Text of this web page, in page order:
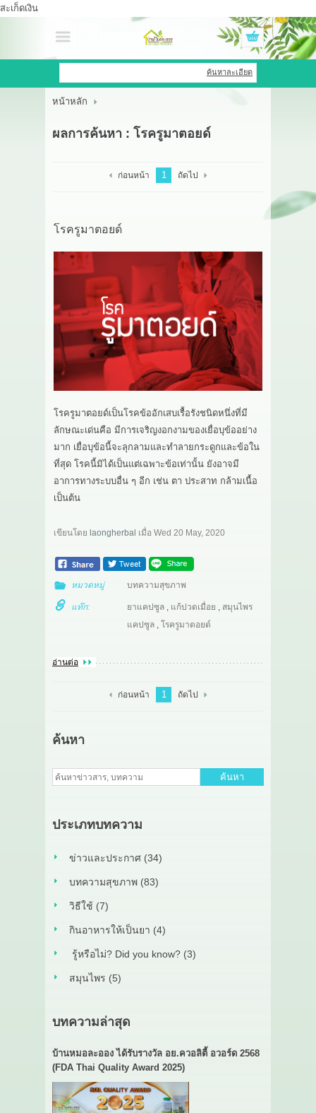
สะเก็ดเงิน
เข้าสู่ระบบ สมัครสมาชิก
สินค้าที่สนใจ
หน้าหลัก
HERBBRIGHT WELLNESS
GREEN HOUSE
เกี่ยวกับเรา
ค้นหาละเอียด
หน้าหลัก
ผลการค้นหา : โรครูมาตอยด์
ก่อนหน้า 1 ถัดไป
โรครูมาตอยด์
โรครูมาตอยด์เป็นโรคข้ออักเสบเรื้อรังชนิดหนึ่งที่มี
ลักษณะเด่นคือ มีการเจริญงอกงามของเยื่อบุข้ออย่าง
มาก เยื่อบุข้อนี้จะลุกลามและทำลายกระดูกและข้อใน
ที่สุด โรคนี้มิได้เป็นแต่เฉพาะข้อเท่านั้น ยังอาจมี
อาการทางระบบอื่น ๆ อีก เช่น ตา ประสาท กล้ามเนื้อ
เป็นต้น
เขียนโดย laongherbal เมื่อ Wed 20 May, 2020
หมวดหมู่ บทความสุขภาพ
แท๊ก: ยาแคปซูล, แก้ปวดเมื่อย , สมุนไพร
แคปซูล, โรครูมาตอยด์
อ่านต่อ
ก่อนหน้า 1 ถัดไป
ค้นหา
ค้นหา
ประเภทบทความ
ข่าวและประกาศ (34)
บทความสุขภาพ (83)
วิธีใช้ (7)
กินอาหารให้เป็นยา (4)
รู้หรือไม่? Did you know? (3)
สมุนไพร (5)
บทความล่าสุด
บ้านหมอละออง ได้รับรางวัล อย.ควอลิตี้ อวอร์ด 2568
(FDA Thai Quality Award 2025)